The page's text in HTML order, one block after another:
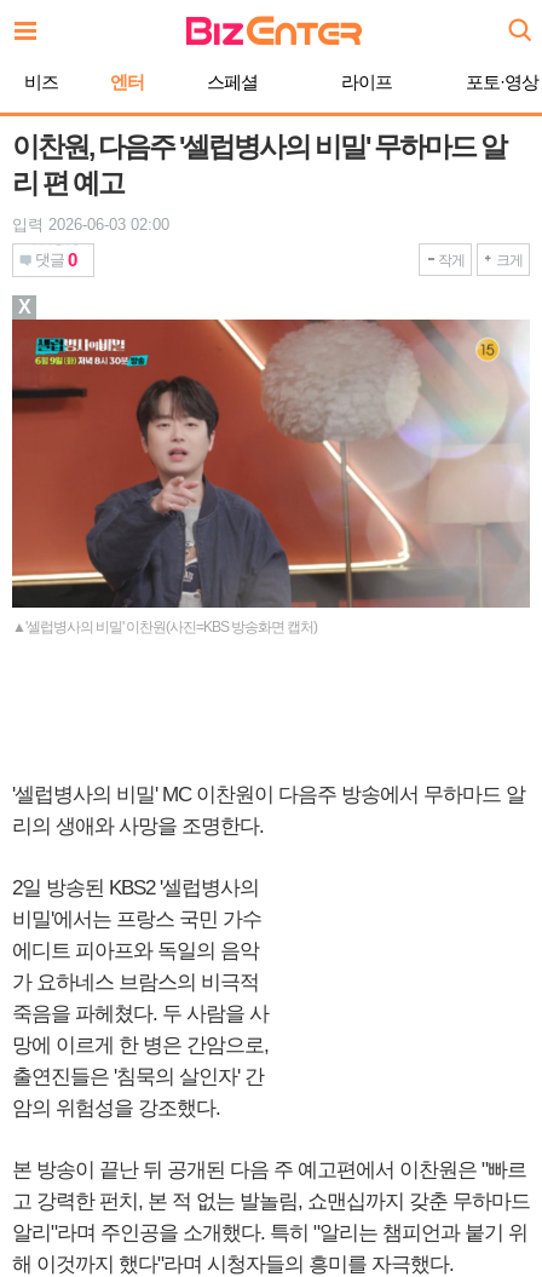
문
비즈 엔터 스페셜 라이프 포토·영상
이찬원, 다음주 '셀럽병사의 비밀' 무하마드 알
리 편 예고
입력 2026-06-03 02:00
댓글 0 작게 크게
▲'셀럽병사의 비밀' 이찬원(사진=KBS 방송화면 캡처)
'셀럽병사의 비밀' MC 이찬원이 다음주 방송에서 무하마드 알
리의 생애와 사망을 조명한다.
2일 방송된 KBS2 '셀럽병사의
비밀'에서는 프랑스 국민 가수
에디트 피아프와 독일의 음악
가 요하네스 브람스의 비극적
죽음을 파헤쳤다. 두 사람을 사
망에 이르게 한 병은 간암으로,
출연진들은 '침묵의 살인자' 간
암의 위험성을 강조했다.
본 방송이 끝난 뒤 공개된 다음 주 예고편에서 이찬원은 "빠르
고 강력한 펀치, 본 적 없는 발놀림, 쇼맨십까지 갖춘 무하마드
알리"라며 주인공을 소개했다. 특히 "알리는 챔피언과 붙기 위
해 이것까지 했다"라며 시청자들의 흥미를 자극했다.
X